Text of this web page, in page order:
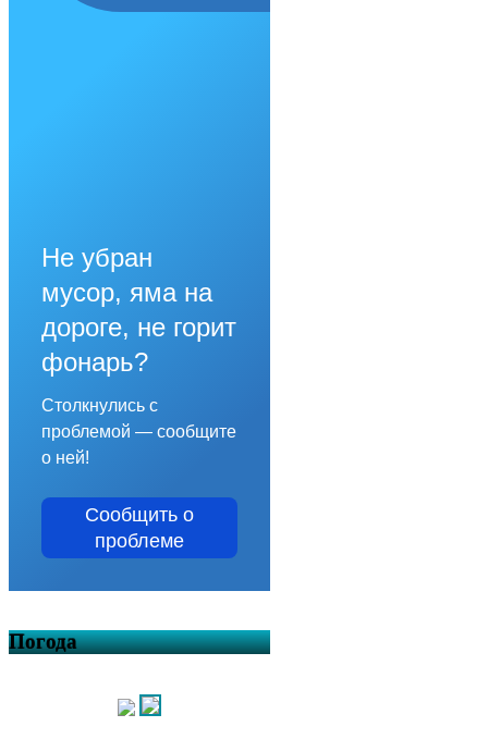
Не убран
мусор, яма на
дороге, не горит
фонарь?
Столкнулись с
проблемой — сообщите
о ней!
Сообщить о
проблеме
Погода